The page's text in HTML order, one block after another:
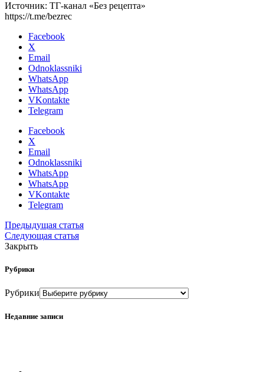
Источник: ТГ-канал «Без рецепта»
https://t.me/bezrec
Facebook
X
Email
Odnoklassniki
WhatsApp
WhatsApp
VKontakte
Telegram
Facebook
X
Email
Odnoklassniki
WhatsApp
WhatsApp
VKontakte
Telegram
Предыдущая статья
Следующая статья
Закрыть
Рубрики
Рубрики
Недавние записи